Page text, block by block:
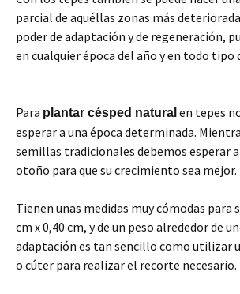
parcial de aquéllas zonas más
poder de adaptación y de regeneración,
en cualquier época del año y en todo tipo
Para plantar césped natural en tepes
esperar a una época determinada.
semillas tradicionales debemos esperar
otoño para que su crecimiento sea mejor.
Tienen unas medidas muy cómodas para
cm x 0,40 cm, y de un peso alrededor de
adaptación es tan sencillo como utilizar
o cúter para realizar el recorte necesario.